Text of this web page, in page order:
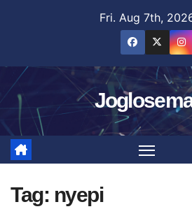
Fri. Aug 7th,
Tag: nyepi